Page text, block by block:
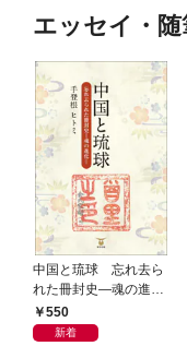
エッセイ・
中国と琉球 忘れ去ら
れた冊封史―魂の進化
―550
新着